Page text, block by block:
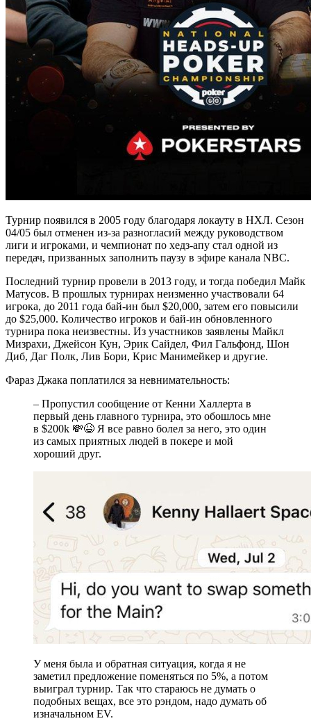
Турнир появился в 2005 году благодаря локауту в НХЛ. Сезон
04/05 был отменен из-за разногласий между руководством
лиги и игроками, и чемпионат по хедз-апу стал одной из
передач, призванных заполнить паузу в эфире канала NBC.
Последний турнир провели в 2013 году, и тогда победил Майк
Матусов. В прошлых турнирах неизменно участвовали 64
игрока, до 2011 года бай-ин был $20,000, затем его повысили
до $25,000. Количество игроков и бай-ин обновленного
турнира пока неизвестны. Из участников заявлены Майкл
Мизрахи, Джейсон Кун, Эрик Сайдел, Фил Гальфонд, Шон
Диб, Даг Полк, Лив Бори, Крис Манимейкер и другие.
Фараз Джака поплатился за невнимательность:
– Пропустил сообщение от Кенни Халлерта в
первый день главного турнира, это обошлось мне
в $200k 💸😆 Я все равно болел за него, это один
из самых приятных людей в покере и мой
хороший друг.
У меня была и обратная ситуация, когда я не
заметил предложение поменяться по 5%, а потом
выиграл турнир. Так что стараюсь не думать о
подобных вещах, все это рэндом, надо думать об
изначальном EV.